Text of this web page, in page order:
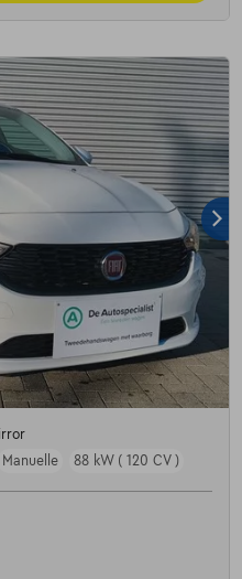
Manuelle 88 kW ( 120 CV )